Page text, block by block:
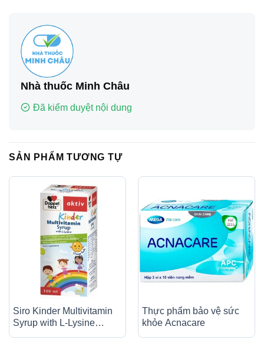
Nhà thuốc Minh Châu
Đã kiểm duyệt nội dung
SẢN PHẨM TƯƠNG TỰ
Siro Kinder Multivitamin
Syrup with L-Lysine
Thực phẩm bảo vệ sức
khỏe Acnacare